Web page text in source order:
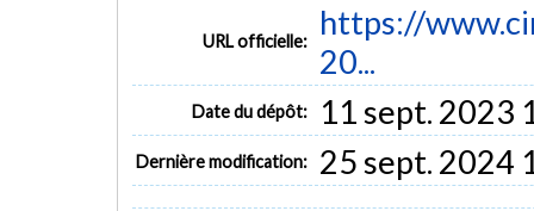
URL officielle:
https://
20...
Date du dépôt: 11 sept. 2023
Dernière modification: 25 sept. 2024